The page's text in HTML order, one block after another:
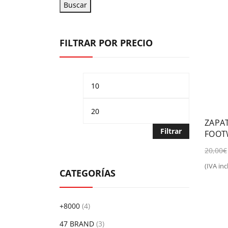
20,00€
(IVA
Buscar
FILTRAR POR PRECIO
Precio
Filtrar
CATEGORÍAS
+8000 (4)
47 BRAND (3)